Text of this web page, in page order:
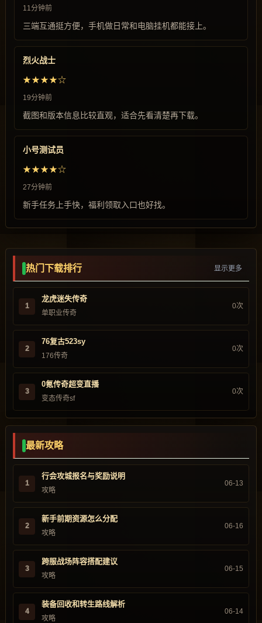
11分钟前
三端互通挺方便，手机做日常和电脑挂机都能接上。
烈火战士
★★★★☆
19分钟前
截图和版本信息比较直观，适合先看清楚再下载。
小号测试员
★★★★☆
27分钟前
新手任务上手快，福利领取入口也好找。
热门下载排行 显示更多
1
龙虎迷失传奇
单职业传奇
0次
2
76复古523sy
176传奇
0次
3
0氪传奇超变直播
变态传奇sf
0次
最新攻略
1
行会攻城报名与奖励说明
攻略
06-13
2
新手前期资源怎么分配
攻略
06-16
3
跨服战场阵容搭配建议
攻略
06-15
4
装备回收和转生路线解析
攻略
06-14